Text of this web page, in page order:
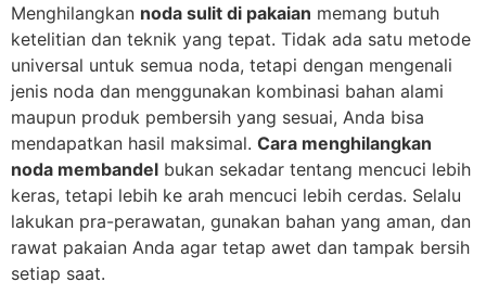
Menghilangkan noda sulit di pakaian memang butuh
ketelitian dan teknik yang tepat. Tidak ada satu metode
universal untuk semua noda, tetapi dengan mengenali
jenis noda dan menggunakan kombinasi bahan alami
maupun produk pembersih yang sesuai, Anda bisa
mendapatkan hasil maksimal. Cara menghilangkan
noda membandel bukan sekadar tentang mencuci lebih
keras, tetapi lebih ke arah mencuci lebih cerdas. Selalu
lakukan pra-perawatan, gunakan bahan yang aman, dan
rawat pakaian Anda agar tetap awet dan tampak bersih
setiap saat.